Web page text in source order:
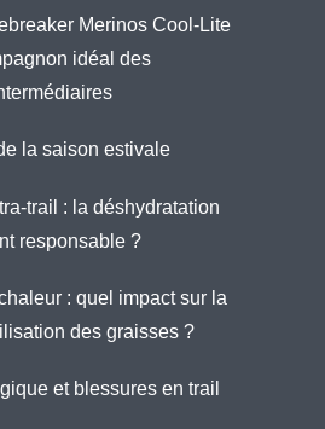
Merinos Cool-Lite
idéal des
la saison estivale
trail : la déshydratation
responsable ?
: quel impact sur la
des graisses ?
et blessures en trail